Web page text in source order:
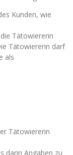
Kunden, wie
Tätowiererin
Tätowiererin darf
als
Tätowiererin
darin Angaben zu